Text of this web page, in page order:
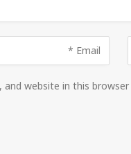
and website in this